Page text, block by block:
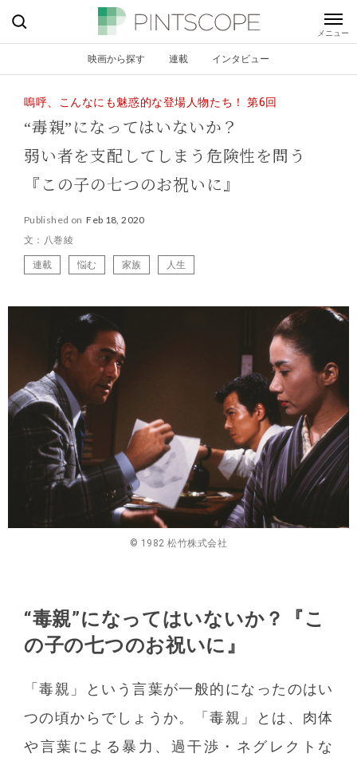
映画から探す 連載 インタビュー
嗚呼、こんなにも魅惑的な登場人物たち！ 第6回
“毒親”になってはいないか？
弱い者を支配してしまう危険性を問う
『この子の七つのお祝いに』
Published on Feb 18, 2020
文：八巻綾
連載 悩む 家族 人生
© 1982 松竹株式会社
“毒親”になってはいないか？
『こ
の子の七つのお祝いに』
「毒親」という言葉が一般的になったのはい
つの頃からでしょうか。「毒親」とは、肉体
や言葉による暴力、過干渉・ネグレクトな